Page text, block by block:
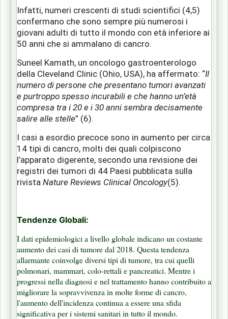
Infatti, numeri crescenti di studi scientifici (4,5)
confermano che sono sempre più numerosi i
giovani adulti di tutto il mondo con età inferiore ai
50 anni che si ammalano di cancro.
Suneel Kamath, un oncologo gastroenterologo
della Cleveland Clinic (Ohio, USA), ha affermato: “Il
numero di persone che presentano tumori avanzati
e purtroppo spesso incurabili e che hanno un’età
compresa tra i 20 e i 30 anni sembra decisamente
salire alle stelle” (6).
I casi a esordio precoce sono in aumento per circa
14 tipi di cancro, molti dei quali colpiscono
l’apparato digerente, secondo una revisione dei
registri dei tumori di 44 Paesi pubblicata sulla
rivista Nature Reviews Clinical Oncology(5).
Tendenze Globali:
I dati epidemiologici a livello globale indicano un costante
aumento dei casi di tumore dal 2018. Questa tendenza
allarmante coinvolge diversi tipi di tumore, tra cui quelli
polmonari, mammari, colo-rettali e pancreatici. Mentre i
progressi nella diagnosi e nel trattamento hanno contribuito a
migliorare la sopravvivenza in molte forme di cancro,
l'aumento dell'incidenza continua a essere una sfida
significativa per i sistemi sanitari in tutto il mondo.